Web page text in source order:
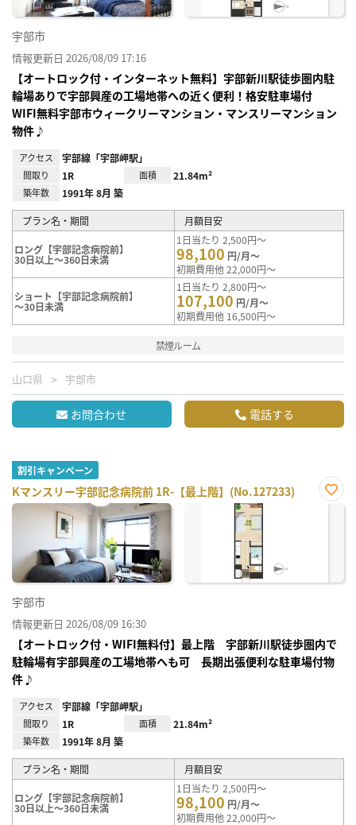
宇部市
情報更新日 2026/08/09 17:16
【オートロック付・インターネット無料】宇部新川駅徒歩圏内駐
輪場ありで宇部興産の工場地帯への近く便利！格安駐車場付
WIFI無料宇部市ウィークリーマンション・マンスリーマンション
物件♪
アクセス 宇部線「宇部岬駅」
間取り 1R 面積 21.84m²
築年数 1991年 8月 築
プラン名・期間 月額目安
ロング【宇部記念病院前】
30日以上～360日未満
1日当たり 2,500円～
98,100 円/月～
初期費用他 22,000円～
ショート【宇部記念病院前】
～30日未満
1日当たり 2,800円～
107,100 円/月～
初期費用他 16,500円～
禁煙ルーム
山口県 宇部市
お問合わせ 電話する
割引キャンペーン
Kマンスリー宇部記念病院前 1R-【最上階】(No.127233)
お気
宇部市
情報更新日 2026/08/09 16:30
【オートロック付・WIFI無料付】最上階 宇部新川駅徒歩圏内で
駐輪場有宇部興産の工場地帯へも可 長期出張便利な駐車場付物
件♪
アクセス 宇部線「宇部岬駅」
間取り 1R 面積 21.84m²
築年数 1991年 8月 築
プラン名・期間 月額目安
ロング【宇部記念病院前】
30日以上～360日未満
1日当たり 2,500円～
98,100 円/月～
初期費用他 22,000円～